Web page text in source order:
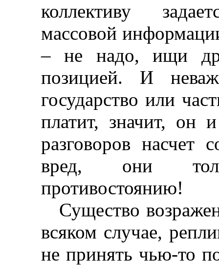
коллективу
массовой
–не надо, ищи
позицией. И
государство или
платит, значит, он
разговоров насчет
вред, они
противостоянию!
Существо
всяком случае,
не принять чью-то